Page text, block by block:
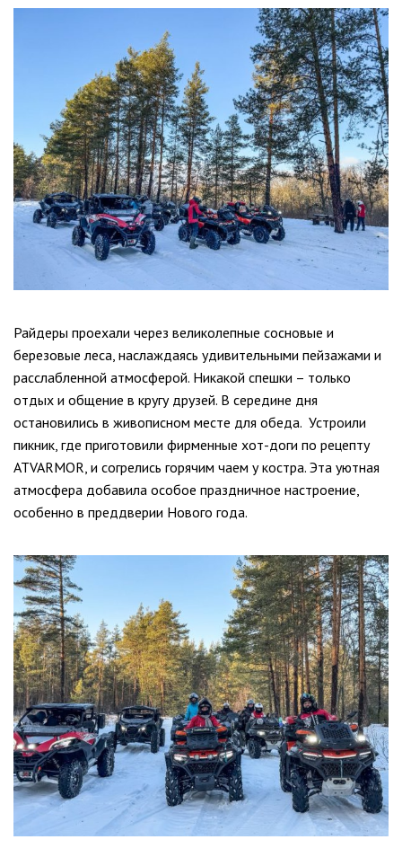
Райдеры проехали через великолепные сосновые и
березовые леса, наслаждаясь удивительными пейзажами и
расслабленной атмосферой. Никакой спешки – только
отдых и общение в кругу друзей. В середине дня
остановились в живописном месте для обеда. Устроили
пикник, где приготовили фирменные хот-доги по рецепту
ATVARMOR, и согрелись горячим чаем у костра. Эта уютная
атмосфера добавила особое праздничное настроение,
особенно в преддверии Нового года.